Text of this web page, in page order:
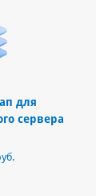
для
сервера